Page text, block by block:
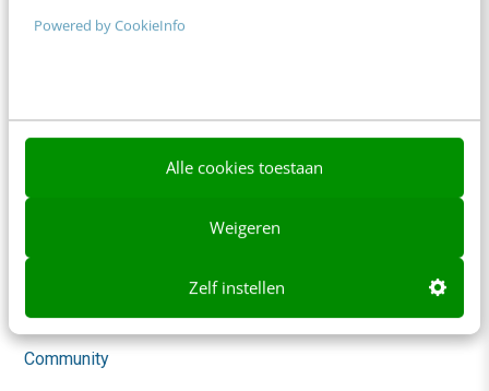
Powered by CookieInfo
Alle cookies toestaan
Weigeren
Zelf instellen
Klantcontact & CX
Themanieuwsbrieven
Community